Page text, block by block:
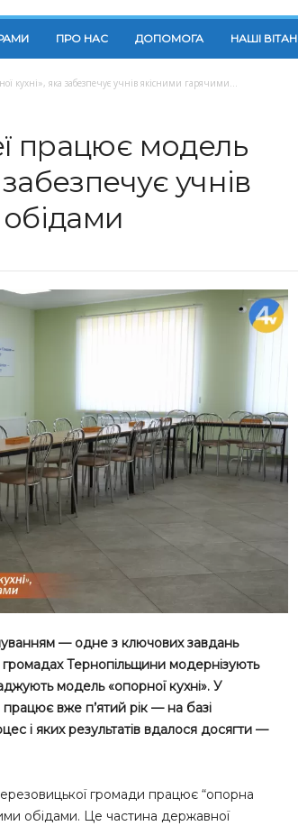
ПРО НАС ДОПОМОГА НАШІ
кухні», яка забезпечує учнів якісними гарячими...
працює модель
учнів
— одне з ключових завдань
Тернопільщини модернізують
модель «опорної кухні». У
вже п’ятий рік — на базі
і яких результатів вдалося досягти —
громади працює “опорна
обідами. Це частина державної